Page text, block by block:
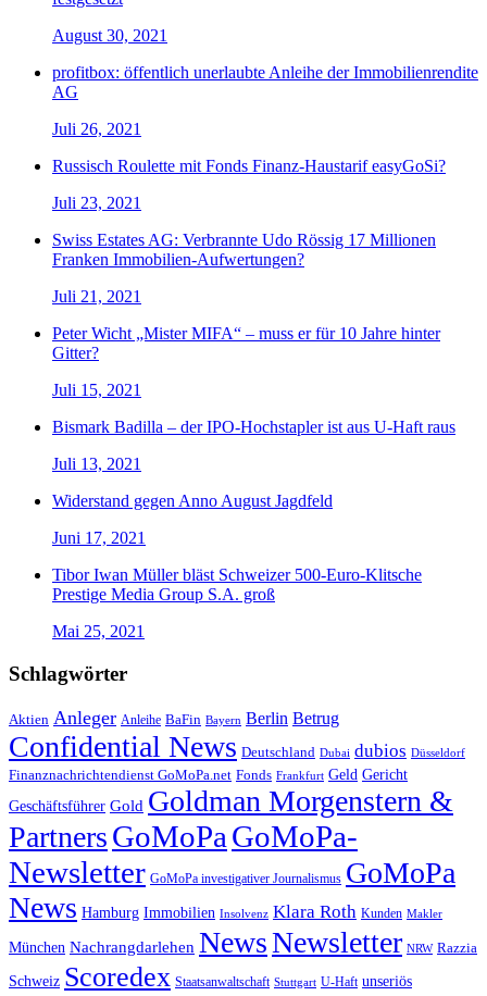
August 30, 2021
profitbox: öffentlich unerlaubte Anleihe der Immobilienrendite
AG
Juli 26, 2021
Russisch Roulette mit Fonds Finanz-Haustarif easyGoSi?
Juli 23, 2021
Swiss Estates AG: Verbrannte Udo Rössig 17 Millionen
Franken Immobilien-Aufwertungen?
Juli 21, 2021
Peter Wicht „Mister MIFA“ – muss er für 10 Jahre hinter
Gitter?
Juli 15, 2021
Bismark Badilla – der IPO-Hochstapler ist aus U-Haft raus
Juli 13, 2021
Widerstand gegen Anno August Jagdfeld
Juni 17, 2021
Tibor Iwan Müller bläst Schweizer 500-Euro-Klitsche
Prestige Media Group S.A. groß
Mai 25, 2021
Schlagwörter
Aktien Anleger Anleihe BaFin Bayern Berlin Betrug
Confidential News Deutschland Dubai dubios Düsseldorf
Finanznachrichtendienst GoMoPa.net Fonds Frankfurt Geld Gericht
Geschäftsführer Gold Goldman Morgenstern &
PartnersGoMoPa GoMoPa-
Newsletter GoMoPa investigativer Journalismus GoMoPa
News Hamburg Immobilien Insolvenz Klara Roth Kunden Makler
München Nachrangdarlehen NewsNewsletter NRW Razzia
Schweiz Scoredex Staatsanwaltschaft Stuttgart U-Haft unseriös